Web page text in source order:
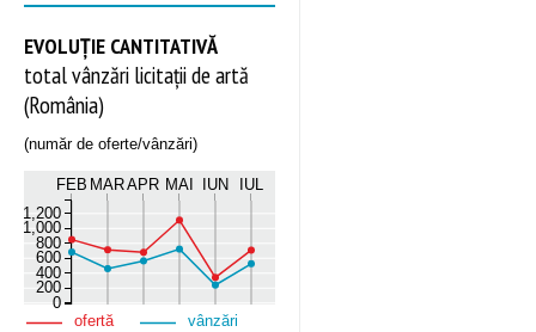
EVOLUȚIE CANTITATIVĂ
total vânzări licitații de artă
(România)
(număr de oferte/vânzări)
FEB MARAPR MAI IUN IUL
0
200
400
600
800
1,000
1,200
ofertă vânzări